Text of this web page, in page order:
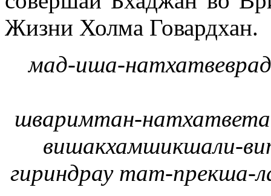
Жизни Холма Говардхан.
мад-иша-
шваримтан-
вишакхамшикшали-
гириндрау тат-прекша-